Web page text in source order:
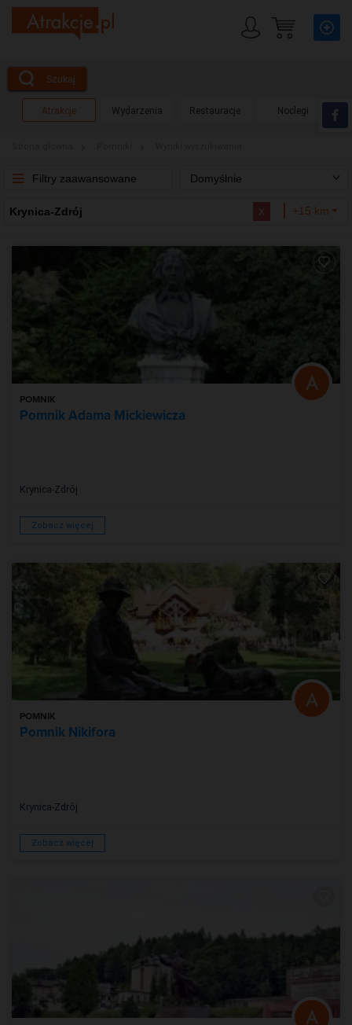
Szukaj
Atrakcje Wydarzenia Restauracje Noclegi
Filtry zaawansowane Domyślnie
Krynica-Zdrój x +15 km
POMNIK
Pomnik Adama Mickiewicza
Krynica-Zdrój
Zobacz więcej
POMNIK
Pomnik Nikifora
Krynica-Zdrój
Zobacz więcej